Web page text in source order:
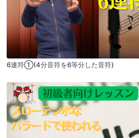
6連符①(4分音符を6等分した音符)